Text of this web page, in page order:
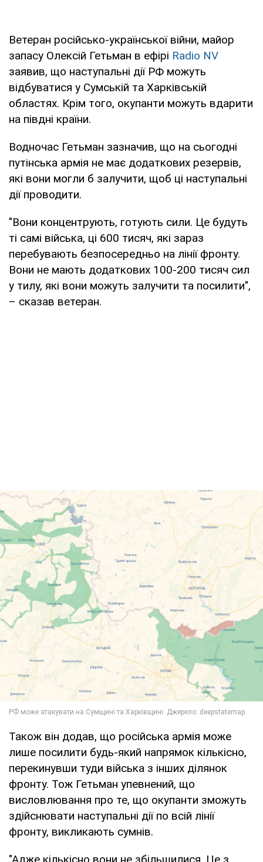
Ветеран російсько-української війни, майор
запасу Олексій Гетьман в ефірі Radio NV
заявив, що наступальні дії РФ можуть
відбуватися у Сумській та Харківській
областях. Крім того, окупанти можуть вдарити
на півдні країни.
Водночас Гетьман зазначив, що на сьогодні
путінська армія не має додаткових резервів,
які вони могли б залучити, щоб ці наступальні
дії проводити.
"Вони концентрують, готують сили. Це будуть
ті самі війська, ці 600 тисяч, які зараз
перебувають безпосередньо на лінії фронту.
Вони не мають додаткових 100-200 тисяч сил
у тилу, які вони можуть залучити та посилити",
– сказав ветеран.
Також він додав, що російська армія може
лише посилити будь-який напрямок кількісно,
перекинувши туди війська з інших ділянок
фронту. Тож Гетьман упевнений, що
висловлювання про те, що окупанти зможуть
здійснювати наступальні дії по всій лінії
фронту, викликають сумнів.